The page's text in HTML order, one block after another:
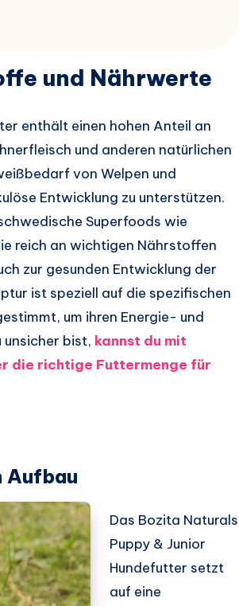
und Nährwerte
enthält einen hohen Anteil an
und anderen natürlichen
von Welpen und
Entwicklung zu unterstützen.
Superfoods wie
reich an wichtigen Nährstoffen
zur gesunden Entwicklung der
ist speziell auf die spezifischen
um ihren Energie- und
bist, kannst du mit
die richtige Futtermenge für
Aufbau
Das Bozita Naturals
Puppy & Junior
Hundefutter setzt
auf eine